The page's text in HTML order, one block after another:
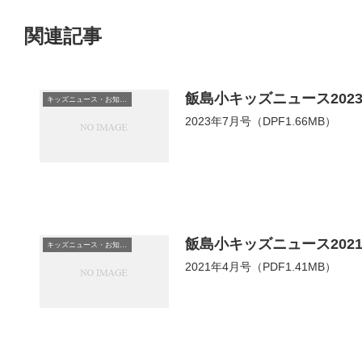
関連記事
キッズニュース・お知らせ 飯島小キッズニュース
2023年7月号（DPF1.66MB）
キッズニュース・お知らせ 飯島小キッズニュース
2021年4月号（PDF1.41MB）